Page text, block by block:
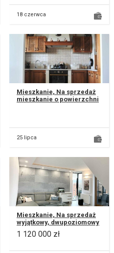
18 czerwca
Mieszkanie, Na sprzedaż
mieszkanie o powierzchni
25 lipca
Mieszkanie, Na sprzedaż
wyjątkowy, dwupoziomowy
apartament położony na
zielonym i spokojnym
1 120 000 zł